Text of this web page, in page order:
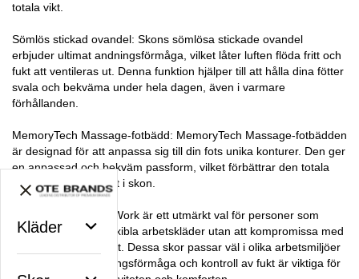
Kläder
totala vikt.
Sömlös stickad ovandel: Skons sömlösa stickade ovandel
erbjuder ultimat andningsförmåga, vilket låter luften flöda fritt och
fukt att ventileras ut. Denna funktion hjälper till att hålla dina fötter
svala och bekväma under hela dagen, även i varmare
förhållanden.
MemoryTech Massage-fotbädd: MemoryTech Massage-fotbädden
är designad för att anpassa sig till din fots unika konturer. Den ger
en anpassad och bekväm passform, vilket förbättrar den totala
komforten och stödet i skon.
Reebok Excel Light Work är ett utmärkt val för personer som
behöver lätta och flexibla arbetskläder utan att kompromissa med
komfort och dragkraft. Dessa skor passar väl i olika arbetsmiljöer
där smidighet, andningsförmåga och kontroll av fukt är viktiga för